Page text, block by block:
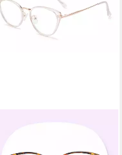
Cat Eye Anti Blaulicht Metall